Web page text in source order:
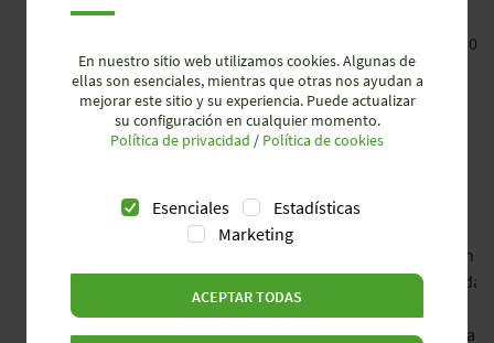
medición
200 … 480 V
AC
ajuste
detección
de pérdida
secuencia
En nuestro sitio web utilizamos cookies. Algunas de
ellas son esenciales, mientras que otras nos ayudan a
mejorar este sitio y su experiencia. Puede actualizar
su configuración en cualquier momento.
Política de privacidad / Política de cookies
Esenciales
Estadísticas
Marketing
ACEPTAR TODAS